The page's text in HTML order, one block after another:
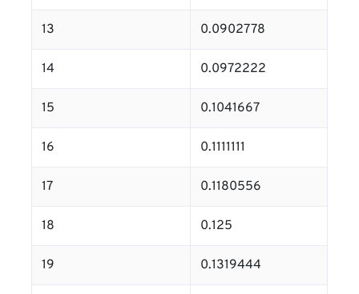
13 0.0902778
14 0.0972222
15 0.1041667
16 0.1111111
17 0.1180556
18 0.125
19 0.1319444